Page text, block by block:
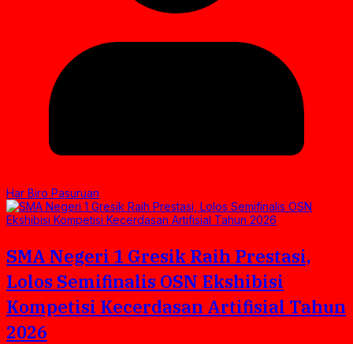
Har Biro Pasuruan
SMA Negeri 1 Gresik Raih Prestasi,
Lolos Semifinalis OSN Ekshibisi
Kompetisi Kecerdasan Artifisial Tahun
2026